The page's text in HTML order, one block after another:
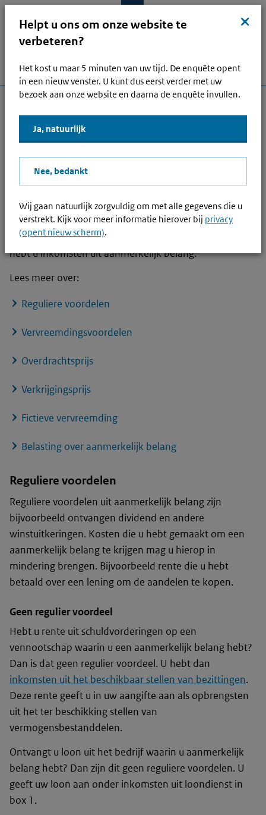
Ga naar hoofdinhoud
Ga direct naar hoofdnavigatie
Ga direct naar footer
Hoofdnavigatie
Home Menu Open
Lees voor
Inkomsten uit aanmerkelijk belang
Hebt u dividend ontvangen op aandelen die tot een
aanmerkelijk belang horen? Of hebt u aandelen
verkocht die tot een aanmerkelijk belang horen? Dan
hebt u inkomsten uit aanmerkelijk belang.
Lees meer over:
Reguliere voordelen
Vervreemdingsvoordelen
Overdrachtsprijs
Verkrijgingsprijs
Fictieve vervreemding
Belasting over aanmerkelijk belang
Reguliere voordelen
Reguliere voordelen uit aanmerkelijk belang zijn
bijvoorbeeld ontvangen dividend en andere
winstuitkeringen. Kosten die u hebt gemaakt om een
aanmerkelijk belang te krijgen mag u hierop in
mindering brengen. Bijvoorbeeld rente die u hebt
betaald over een lening om de aandelen te kopen.
Geen regulier voordeel
Hebt u rente uit schuldvorderingen op een
vennootschap waarin u een aanmerkelijk belang hebt?
Dan is dat geen regulier voordeel. U hebt dan
inkomsten uit het beschikbaar stellen van bezittingen.
Deze rente geeft u in uw aangifte aan als opbrengsten
uit het ter beschikking stellen van
vermogensbestanddelen.
Ontvangt u loon uit het bedrijf waarin u aanmerkelijk
belang hebt? Dan zijn dit geen reguliere voordelen. U
geeft uw loon aan onder inkomsten uit loondienst in
box 1.
kruis
Helpt u ons om onze website te
verbeteren?
Het kost u maar 5 minuten van uw tijd. De enquête opent
in een nieuw venster. U kunt dus eerst verder met uw
bezoek aan onze website en daarna de enquête invullen.
Ja, natuurlijk
Nee, bedankt
Wij gaan natuurlijk zorgvuldig om met alle gegevens die u
verstrekt. Kijk voor meer informatie hierover bij privacy
(opent nieuw scherm).